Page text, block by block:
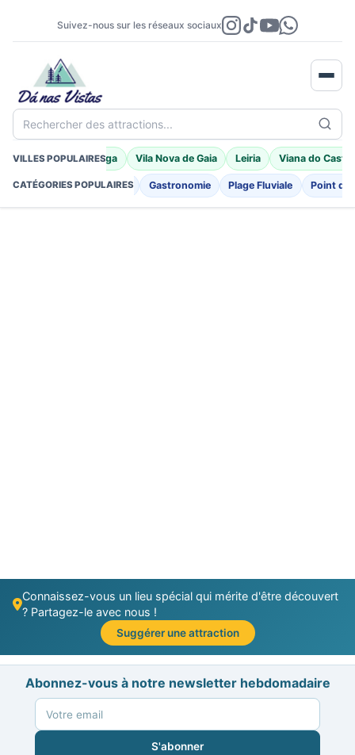
Suivez-nous sur les réseaux sociaux
Rechercher des attractions...
VILLES POPULAIRES
Porto Moniz Braga Vila Nova de Gaia Leiria Viana do
CATÉGORIES POPULAIRES
Fortifications Église Gastronomie Plage Fluviale Point
Connaissez-vous un lieu spécial qui mérite d'être découvert
? Partagez-le avec nous !
Suggérer une attraction
Abonnez-vous à notre newsletter hebdomadaire
S'abonner